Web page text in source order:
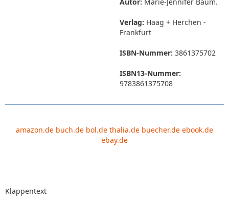
Verlag: Haag + Herchen -
Frankfurt
ISBN-Nummer: 3861375702
ISBN13-Nummer:
9783861375708
amazon.de buch.de bol.de thalia.de buecher.de ebook.de
ebay.de
Klappentext